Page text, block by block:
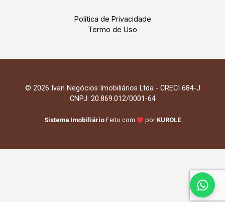
Política de Privacidade
Termo de Uso
© 2026 Ivan Negócios Imobiliários Ltda - CRECI 684-J
CNPJ: 20.869.012/0001-64
Sistema Imobiliário Feito com por KUROLE